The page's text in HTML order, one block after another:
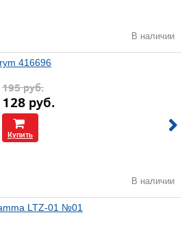
В наличии
416696
195руб.
128 руб.
Купить
В наличии
LTZ-01 №01